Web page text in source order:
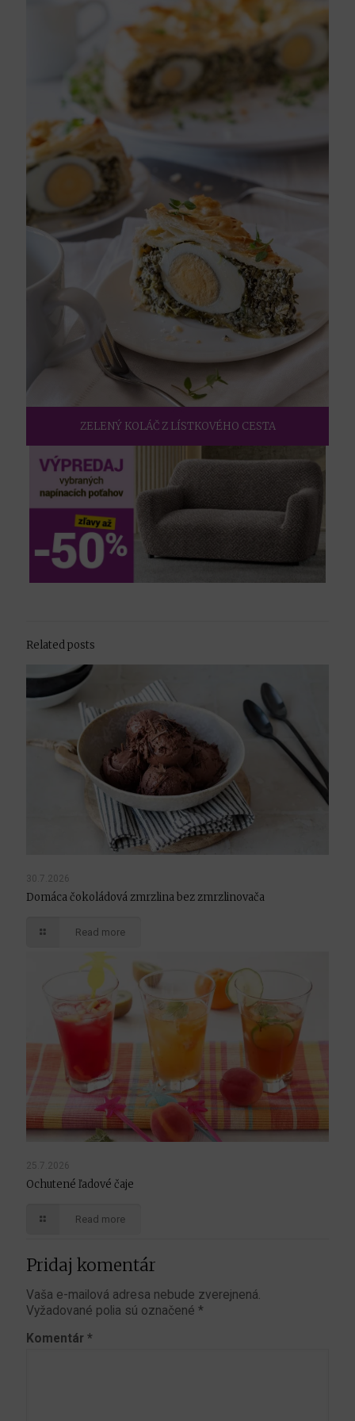
ZELENÝ KOLÁČ Z LÍSTKOVÉHO CESTA
Related posts
30.7.2026
Domáca čokoládová zmrzlina bez zmrzlinovača
Read more
25.7.2026
Ochutené ľadové čaje
Read more
Pridaj komentár
Vaša e-mailová adresa nebude zverejnená.
Vyžadované polia sú označené *
Komentár *